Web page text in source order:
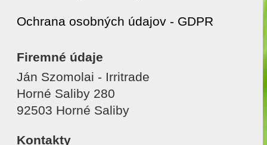
Ochrana osobných údajov - GDPR
Firemné údaje
Ján Szomolai - Irritrade
Horné Saliby 280
92503 Horné Saliby
Kontakty